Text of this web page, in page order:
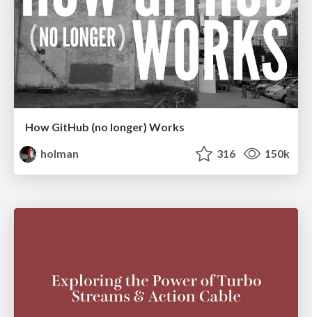
How GitHub (no longer) Works
holman
316 150k